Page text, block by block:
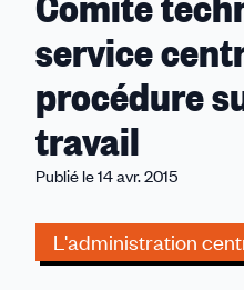
ici
service
procédure
travail
Publié le 14 avr. 2015
L'administration